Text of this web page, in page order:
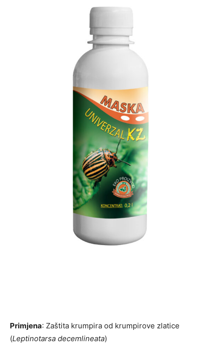
Primjena: Zaštita krumpira od krumpirove zlatice
(Leptinotarsa decemlineata)